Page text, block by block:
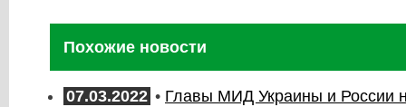
Похожие новости
07.03.2022 • Главы МИД Украины и России